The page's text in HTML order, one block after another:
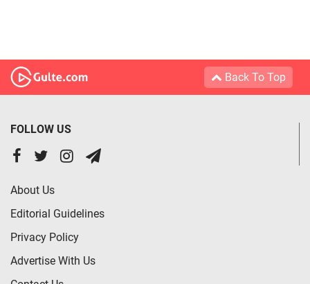
Back To Top
FOLLOW US
About Us
Editorial Guidelines
Privacy Policy
Advertise With Us